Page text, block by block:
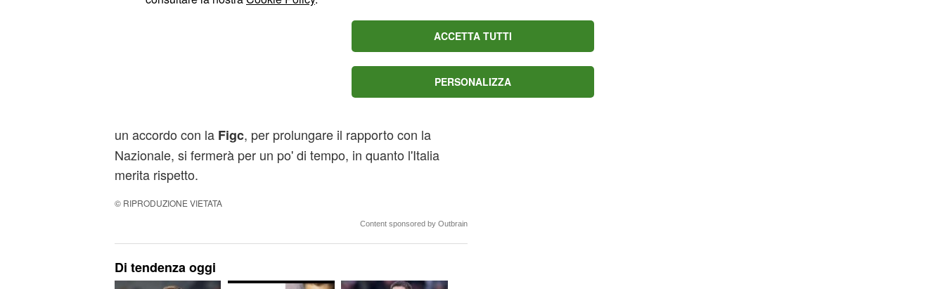
In merito al suo futuro dichiara di avere in questo momento
la testa rivolta esclusivamente al Mondiale. Vuole preparare
e non ha tempo
né predisposizione mentale, per programmare un futuro in
un accordo con la Figc, per prolungare il rapporto con la
Nazionale, si fermerà per un po' di tempo, in quanto l'Italia
merita rispetto.
© RIPRODUZIONE VIETATA
Content sponsored by Outbrain
Di tendenza oggi
ACCETTA TUTTI
PERSONALIZZA